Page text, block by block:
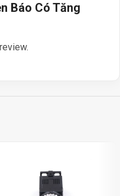
Báo Có Tăng